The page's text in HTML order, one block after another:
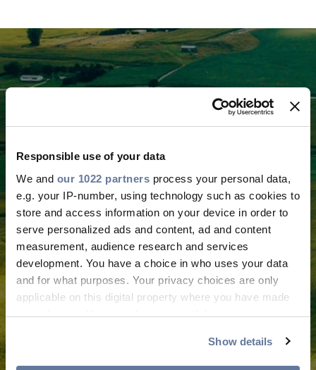
Responsible use of your data
We and our 1022 partners process your personal data,
e.g. your IP-number, using technology such as cookies to
store and access information on your device in order to
serve personalized ads and content, ad and content
measurement, audience research and services
development. You have a choice in who uses your data
and for what purposes. Your privacy choices are only
applicable on this digital property where you have made
your choices. You can change or withdraw your consent
Show details
Unser Engagement
für eine
emissionsarme
Zukunft
Nachhaltigkeit liegt in unserer DNA
und ist ein integraler Bestandteil
unseres Geschäfts in der gesamten
Organisation. Wir bauen unser